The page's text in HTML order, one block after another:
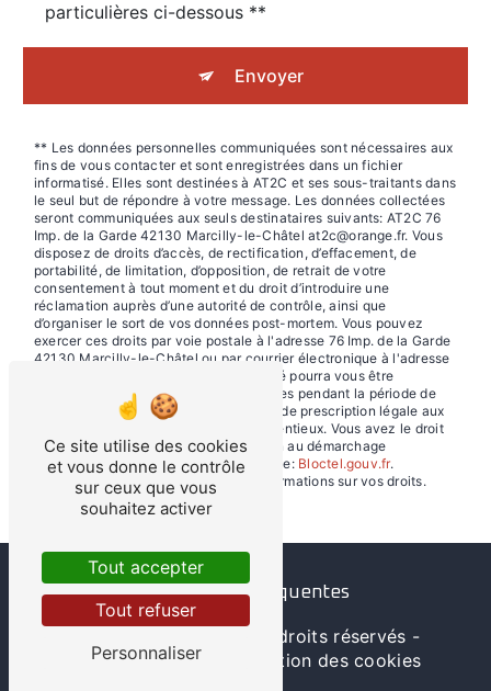
particulières ci-dessous **
Envoyer
** Les données personnelles communiquées sont nécessaires aux
fins de vous contacter et sont enregistrées dans un fichier
informatisé. Elles sont destinées à AT2C et ses sous-traitants dans
le seul but de répondre à votre message. Les données collectées
seront communiquées aux seuls destinataires suivants: AT2C 76
Imp. de la Garde 42130 Marcilly-le-Châtel at2c@orange.fr. Vous
disposez de droits d’accès, de rectification, d’effacement, de
portabilité, de limitation, d’opposition, de retrait de votre
consentement à tout moment et du droit d’introduire une
réclamation auprès d’une autorité de contrôle, ainsi que
d’organiser le sort de vos données post-mortem. Vous pouvez
exercer ces droits par voie postale à l'adresse 76 Imp. de la Garde
42130 Marcilly-le-Châtel ou par courrier électronique à l'adresse
at2c@orange.fr. Un justificatif d'identité pourra vous être
demandé. Nous conservons vos données pendant la période de
prise de contact puis pendant la durée de prescription légale aux
fins probatoires et de gestion des contentieux. Vous avez le droit
de vous inscrire sur la liste d'opposition au démarchage
téléphonique, disponible à cette adresse: Bloctel.gouv.fr.
Consultez le site cnil.fr pour plus d’informations sur vos droits.
Recherches fréquentes
- 2026 - Tous droits réservés -
Mentions légales
Gestion des cookies
Ce site utilise des cookies
et vous donne le contrôle
sur ceux que vous
souhaitez activer
Tout accepter
Tout refuser
Personnaliser